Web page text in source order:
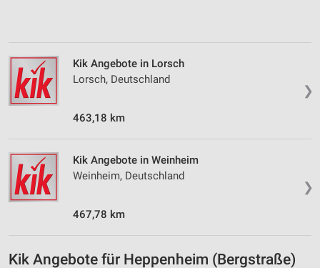
❯
Kik Angebote in Lorsch
Lorsch, Deutschland
463,18 km
❯
Kik Angebote in Weinheim
Weinheim, Deutschland
467,78 km
Kik Angebote für Heppenheim (Bergstraße)
Messung der Performance von Inhalten
Analyse von Zielgruppen durch Statistiken oder
Kombinationen von Daten aus verschiedenen
Entwicklung und Verbesserung der Angebote
Verwendung reduzierter Daten zur Auswahl von
Inhalten